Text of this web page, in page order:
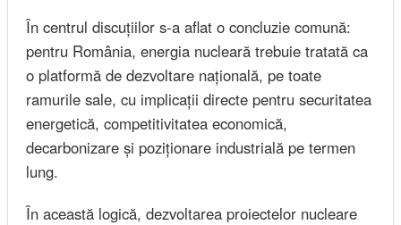
În centrul discuțiilor s-a aflat o concluzie comună:
pentru România, energia nucleară trebuie tratată ca
o platformă de dezvoltare națională, pe toate
ramurile sale, cu implicații directe pentru securitatea
energetică, competitivitatea economică,
decarbonizare și poziționare industrială pe termen
lung.
În această logică, dezvoltarea proiectelor nucleare